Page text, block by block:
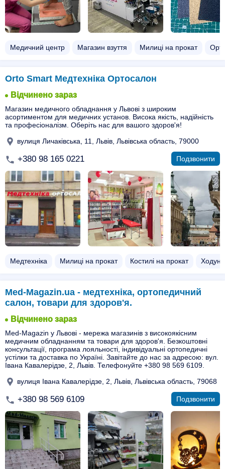
Медичний центр Магазин взуття Милиці на прокат
Orto Smart Медтехніка Ортосалон
Відчинено зараз
Магазин медичного обладнання у Львові з широким
асортиментом для медичних установ. Висока якість, надійність
та професіоналізм. Оберіть нас для вашого здоров'я!
вулиця Личаківська, 11, Львів, Львівська область, 79000
+380 98 165 0221 Подзвонити
Медтехніка Милиці на прокат Костилі на прокат
Med-Magazin.ua - медтехніка, ортопедичний
салон, товари для здоров'я.
Відчинено зараз
Med-Magazin у Львові - мережа магазинів з високоякісним
медичним обладнанням та товари для здоров'я. Безкоштовні
консультації, програма лояльності, індивідуальні ортопедичні
устілки та доставка по Україні. Завітайте до нас за адресою: вул.
Івана Кавалерідзе, 2, Львів. Телефонуйте +380 98 569 6109.
вулиця Івана Кавалерідзе, 2, Львів, Львівська область, 79068
+380 98 569 6109 Подзвонити